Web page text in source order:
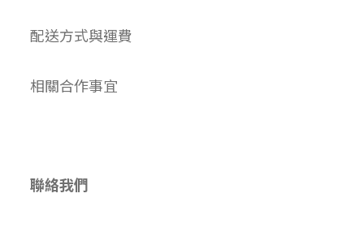
配送方式與運費
相關合作事宜
聯絡我們